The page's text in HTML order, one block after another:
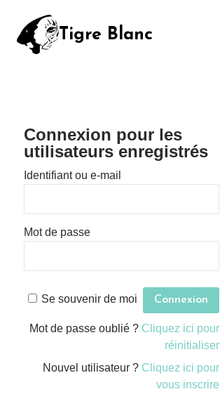
Tigre Blanc
Connexion pour les
utilisateurs enregistrés
Identifiant ou e-mail
Mot de passe
Se souvenir de moi
Mot de passe oublié ? Cliquez ici pour
réinitialiser
Nouvel utilisateur ? Cliquez ici pour
vous inscrire